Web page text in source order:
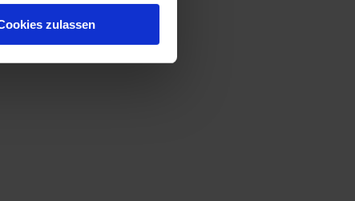
zulassen